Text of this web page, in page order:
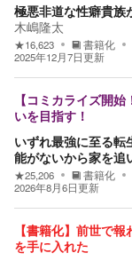
極悪非道な性癖貴族
木嶋隆太
★16,623 書籍化
2025年12月7日更新
【コミカライズ開
いを目指す！
いずれ最強に至る
能がないから家を
★25,206 書籍化
2026年8月6日更新
【書籍化】前世で
を手に入れた